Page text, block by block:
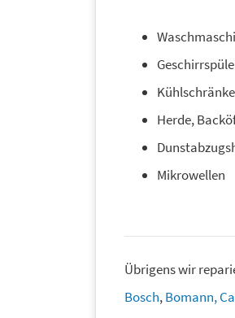
Herde,
Mikrowellen
Übrigens wir
Bosch,Bomann,